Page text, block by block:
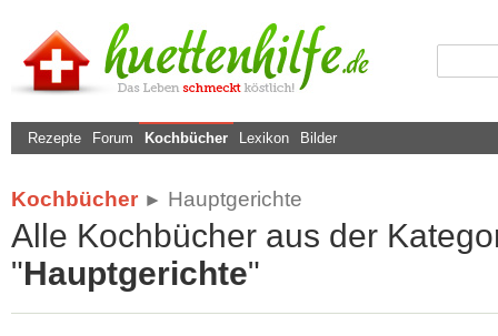
Rezepte Forum Kochbücher Lexikon Bilder
Kochbücher ► Hauptgerichte
Alle Kochbücher aus der
"Hauptgerichte"